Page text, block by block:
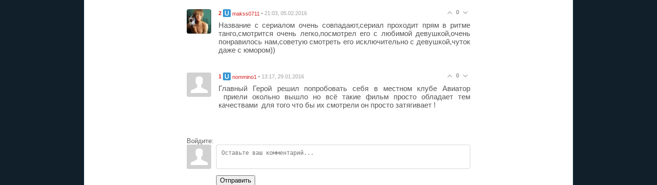
0
2 makss0711 • 21:03, 05.02.2016
Название с сериалом очень совпадают,сериал проходит прям в ритме
танго,смотрится очень легко,посмотрел его с любимой девушкой,очень
понравилось нам,советую смотреть его исключительно с девушкой,чуток
даже с юмором))
0
1 nommino1 • 13:17, 29.01.2016
Главный Герой решил попробовать себя в местном клубе Авиатор
приели окольно вышло но всё такие фильм просто обладает тем
качествами для того что бы их смотрели он просто затягивает !
Войдите:
Отправить